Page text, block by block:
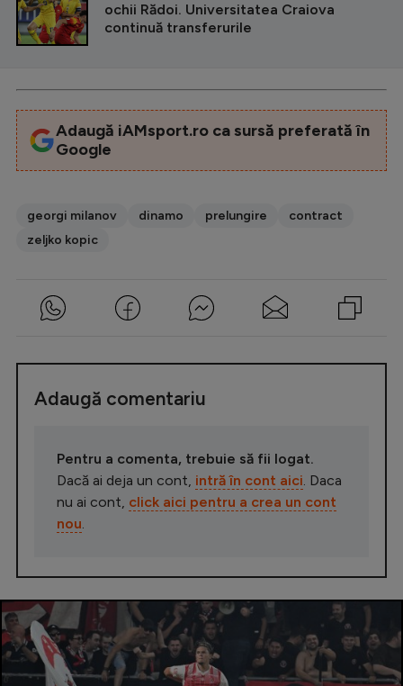
ochii Rădoi. Universitatea Craiova
continuă transferurile
Adaugă iAMsport.ro ca sursă preferată în
Google
georgi milanov dinamo prelungire
contract
zeljko kopic
Adaugă comentariu
Pentru a comenta, trebuie să fii logat.
Dacă ai deja un cont, intră în cont aici . Daca
nu ai cont, click aici pentru a crea un cont
nou